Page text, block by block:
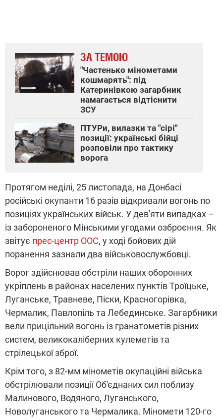
ЗА ТЕМОЮ
"Частенько мінометами
кошмарять": під
Катеринівкою загарбник
намагається відтіснити
ЗСУ
ПТУРи, вилазки та "сірі"
позиції: українські бійці
розповіли про тактику
ворога
Протягом неділі, 25 листопада, на Донбасі
російські окупанти 16 разів відкривали вогонь по
позиціях українських військ. У дев'яти випадках –
із забороненого Мінськими угодами озброєння. Як
звітує прес-центр ООС, у ході бойових дій
поранення зазнали два військовослужбовці.
Ворог здійснював обстріли наших оборонних
укріплень в районах населених пунктів Троїцьке,
Луганське, Травневе, Піски, Красногорівка,
Чермалик, Павлопіль та Лебединське. Загарбники
вели прицільний вогонь із гранатометів різних
систем, великокаліберних кулеметів та
стрілецької зброї.
Крім того, з 82-мм мінометів окупаційні війська
обстрілювали позиції Об'єднаних сил поблизу
Малинового, Водяного, Луганського,
Новолуганського та Чермалика. Міномети 120-го